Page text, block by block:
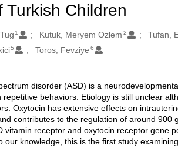
Turkish Children
1 Kutuk, Meryem Ozlem 2 Tufan,
5 Toros, Fevziye 6
disorder (ASD) is a
repetitive behaviors. Etiology is still unclear
Oxytocin has extensive effects on
contributes to the regulation of around 900
vitamin receptor and oxytocin receptor gene
our knowledge, this is the first study